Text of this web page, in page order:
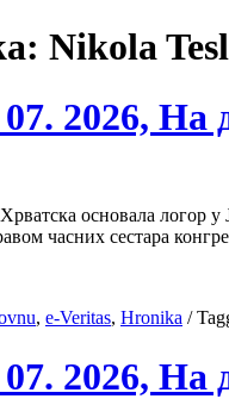
Nikola
2026,
основала логор у
часних сестара
, e-Veritas, Hronika /
2026,